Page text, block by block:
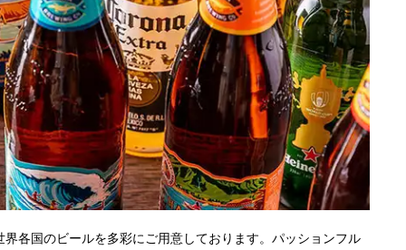
各国のビールを多彩にご用意しております。パッションフル